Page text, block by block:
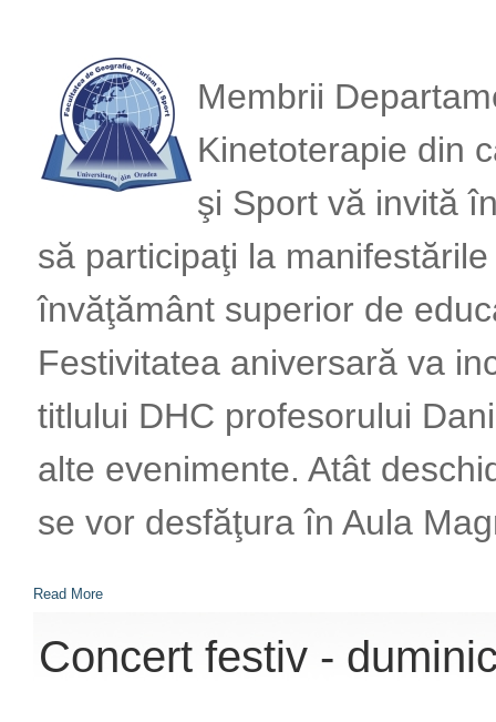
Membrii
Kinetoterapie din
şi Sport vă invită
să participaţi la
învăţământ superior de
Festivitatea aniversară va
titlului DHC profesorului
alte evenimente. Atât
se vor desfăţura în Aula
Read More
Concert festiv -